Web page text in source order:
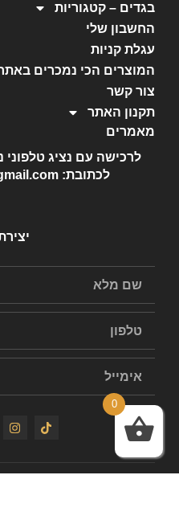
בגדים – קטגוריות
החשבון שלי
עגלת קניות
המוצרים הכי נמכרים
צור קשר
תקנון האתר
מאמרים
לרכישה עם נציג טלפוני
לכתובת: htofashion2022@gmail.com
0